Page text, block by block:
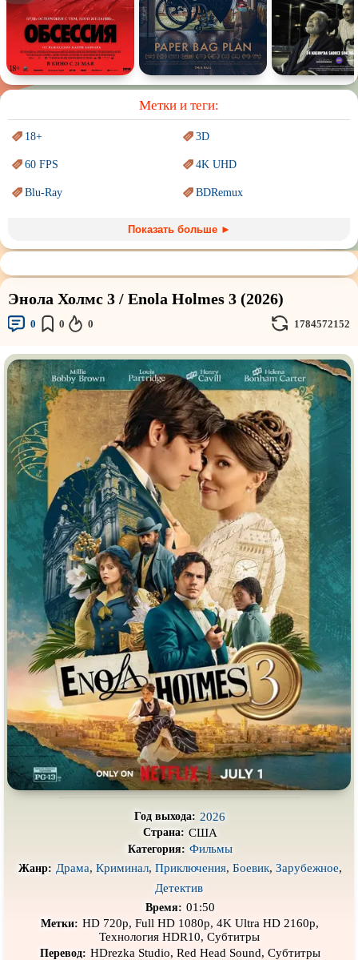
Спектакль Сказка Немое кино Для взрослых
Метки и теги:
18+ 3D
60 FPS 4K UHD
Blu-Ray BDRemux
Sci-Fi (Научнаяфантастика) Trash (трэш) movies
Авангард иСюрреализм Ангелы и Демоны
Аниме Антиутопия
Врачи
Индийское кино Киберпанк
Коллекция Комикс
Маги и Волшебники Наркотики
Новогодние Основанное нареальных
событиях
Параллельные миры
Перевод Гоблина
ПереводКубик в Кубе Перевод Кураж-Бамбей
Пеплум Подростковаяжестокость
Постапокалипсис Призраки
Про акул Про апокалипсис
Про богатых Про богов
Про вампиров Про ведьм
Про викингов Про выживание
Про гангстеров Про гонки
Про деревню Про динозавров
Про драконов Про животных
Про зомби Про инопланетян
Про корабли и подводные
Про космос
Про маньяков и
Про оборотней
Про подростков
Про путешествияво времени Про роботов
Показать больше ►
Энола Холмс 3 / Enola Holmes 3 (2026)
0 0 0 1784572152
Год выхода: 2026
Страна: США
Категория: Фильмы
Жанр: Драма, Криминал, Приключения, Боевик, Зарубежное,
Детектив
Время: 01:50
Метки: HD 720p, Full HD 1080p, 4K Ultra HD 2160p,
Технология HDR10, Субтитры
Перевод: HDrezka Studio, Red Head Sound, Субтитры